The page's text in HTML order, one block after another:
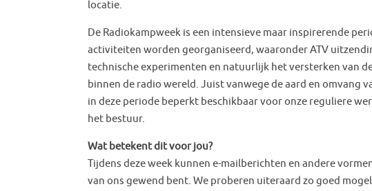
locatie.
De Radiokampweek is een intensieve maar inspirerende
activiteiten worden georganiseerd, waaronder ATV
technische experimenten en natuurlijk het versterken van
binnen de radio wereld. Juist vanwege de aard en omvang
in deze periode beperkt beschikbaar voor onze reguliere
het bestuur.
Wat betekent dit voor jou?
Tijdens deze week kunnen e-mailberichten en andere
van ons gewend bent. We proberen uiteraard zo goed